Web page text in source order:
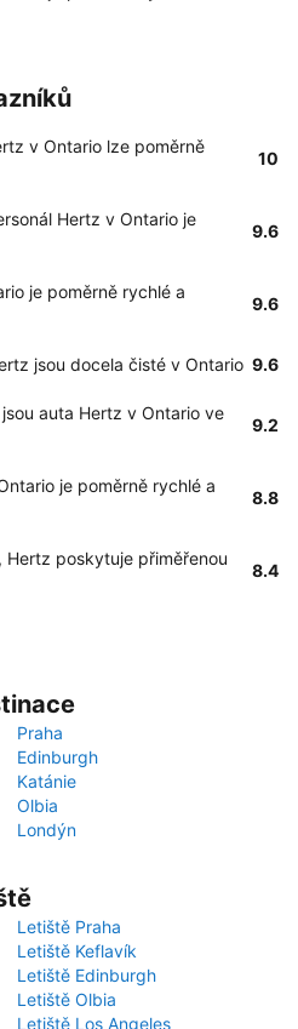
v Ontario lze poměrně
10
Hertz v Ontario je
9.6
je poměrně rychlé a
9.6
jsou docela čisté v Ontario 9.6
auta Hertz v Ontario ve
9.2
je poměrně rychlé a
8.8
Hertz poskytuje přiměřenou
8.4
Praha
Edinburgh
Katánie
Olbia
Londýn
Letiště Praha
Letiště Keflavík
Letiště Edinburgh
Letiště Olbia
Letiště Los Angeles